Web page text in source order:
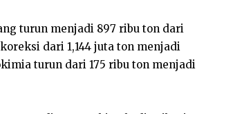
turun menjadi 897 ribu ton dari
dari 1,144 juta ton menjadi
turun dari 175 ribu ton menjadi